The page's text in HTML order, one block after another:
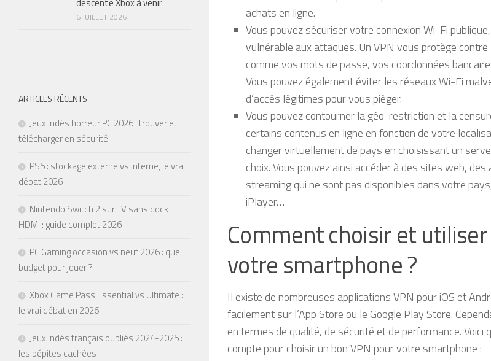
achats en ligne.
Vous pouvez sécuriser votre connexion Wi-Fi
vulnérable aux attaques. Un VPN vous protège
comme vos mots de passe, vos coordonnées
Vous pouvez également éviter les réseaux Wi-Fi
d’accès légitimes pour vous piéger.
Vous pouvez contourner la géo-restriction et la
certains contenus en ligne en fonction de votre
changer virtuellement de pays en choisissant un
choix. Vous pouvez ainsi accéder à des sites web,
streaming qui ne sont pas disponibles dans votre
iPlayer…
Comment choisir et
votre smartphone ?
Il existe de nombreuses applications VPN pour iOS et
facilement sur l’App Store ou le Google Play Store.
en termes de qualité, de sécurité et de performance. Voici
compte pour choisir un bon VPN pour votre smartphone :
6 JUILLET 2026
ARTICLES RÉCENTS
Jeux indés horreur PC 2026 : trouver et
télécharger en sécurité
PS5 : stockage externe vs interne, le vrai
débat 2026
Nintendo Switch 2 sur TV sans dock
HDMI : guide complet 2026
PC Gaming occasion vs neuf 2026 : quel
budget pour jouer ?
Xbox Game Pass Essential vs Ultimate :
le vrai débat en 2026
Jeux indés français oubliés 2024-2025 :
les pépites cachées